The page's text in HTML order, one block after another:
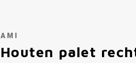
AMI
Houten palet